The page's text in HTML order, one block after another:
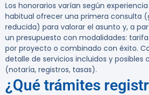
Los honorarios varían según
habitual ofrecer una primera consulta
reducida) para valorar el asunto y, a
un presupuesto con modalidades:
por proyecto o combinado con éxito.
detalle de servicios incluidos y posibles
(notaría, registros, tasas).
¿Qué trámites